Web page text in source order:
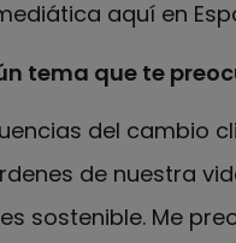
aquí en
tema que te
del cambio
de nuestra
sostenible. Me